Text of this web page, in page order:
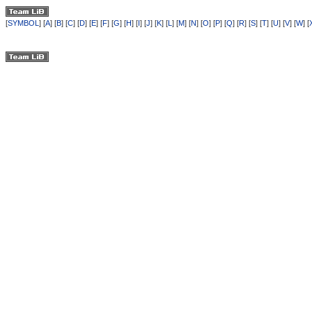
[SYMBOL ] [A] [B] [C] [D] [E] [F] [G] [H] [I] [J] [K] [L ] [M] [N] [O] [P] [Q] [R] [S] [T] [U] [V] [W] [